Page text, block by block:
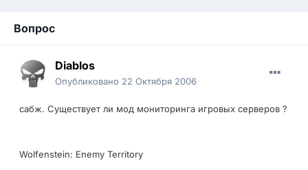
Вопрос
Diablos
Опубликовано 22 Октября 2006
сабж. Существует ли мод мониторинга игровых серверов ?
Wolfenstein: Enemy Territory